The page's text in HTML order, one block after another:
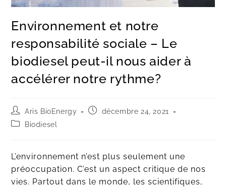
Environnement et notre
responsabilité sociale – Le
biodiesel peut-il nous aider à
accélérer notre rythme?
Aris BioEnergy
décembre 24, 2021
Biodiesel
L’environnement n’est plus seulement une
préoccupation. C’est un aspect critique de nos
vies. Partout dans le monde, les scientifiques,